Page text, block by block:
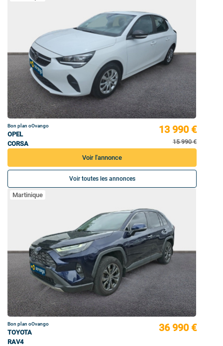
Bon plan oOvango
OPEL
CORSA
13 990 €
15 990 €
Voir l'annonce
Voir toutes les annonces
Martinique
Bon plan oOvango
TOYOTA
RAV4
36 990 €